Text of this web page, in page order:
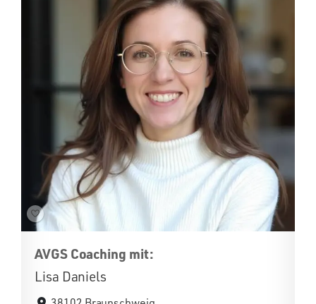
AVGS Coaching mit:
Lisa Daniels